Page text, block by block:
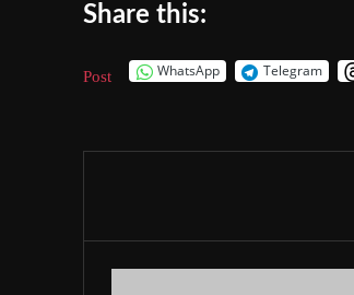
Share this:
Post WhatsApp Telegram